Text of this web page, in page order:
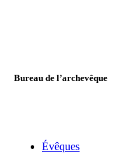
Bureau de l’archevêque
Évêques